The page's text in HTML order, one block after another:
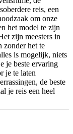
reis, een
om onze
het model te zijn
zijn meesters in
zonder het te
is mogelijk, niets
je beste ervaring
je te laten
de beste
je reis een heel